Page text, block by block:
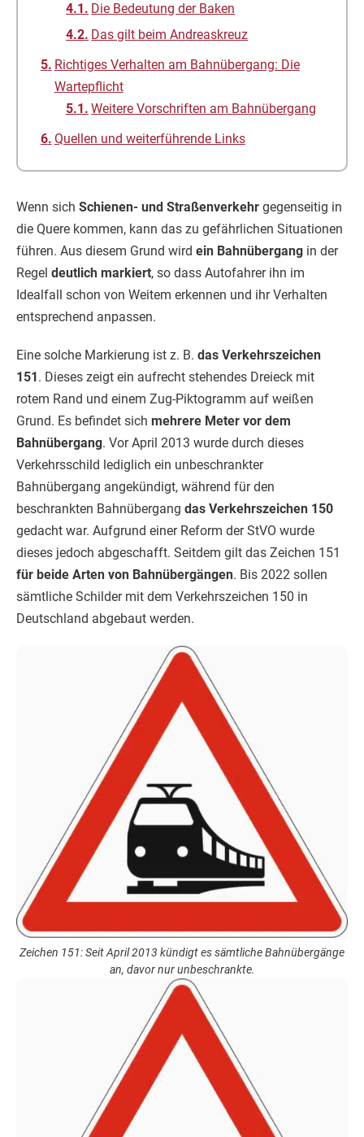
Die Bedeutung der Baken
Das gilt beim Andreaskreuz
Richtiges Verhalten am Bahnübergang: Die
Wartepflicht
Weitere Vorschriften am Bahnübergang
Quellen und weiterführende Links
Wenn sich Schienen- und Straßenverkehr gegenseitig in
die Quere kommen, kann das zu gefährlichen Situationen
führen. Aus diesem Grund wird ein Bahnübergang in der
Regel deutlich markiert, so dass Autofahrer ihn im
Idealfall schon von Weitem erkennen und ihr Verhalten
entsprechend anpassen.
Eine solche Markierung ist z. B. das Verkehrszeichen
151. Dieses zeigt ein aufrecht stehendes Dreieck mit
rotem Rand und einem Zug-Piktogramm auf weißen
Grund. Es befindet sich mehrere Meter vor dem
Bahnübergang. Vor April 2013 wurde durch dieses
Verkehrsschild lediglich ein unbeschrankter
Bahnübergang angekündigt, während für den
beschrankten Bahnübergang das Verkehrszeichen 150
gedacht war. Aufgrund einer Reform der StVO wurde
dieses jedoch abgeschafft. Seitdem gilt das Zeichen 151
für beide Arten von Bahnübergängen. Bis 2022 sollen
sämtliche Schilder mit dem Verkehrszeichen 150 in
Deutschland abgebaut werden.
Zeichen 151: Seit April 2013 kündigt es sämtliche Bahnübergänge
an, davor nur unbeschrankte.